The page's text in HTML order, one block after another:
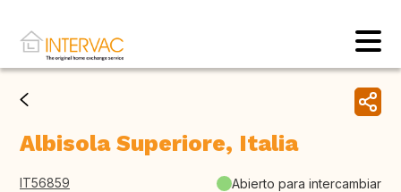
Albisola Superiore, Italia
IT56859 Abierto para intercambiar